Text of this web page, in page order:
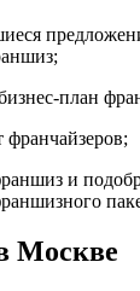
план
франчайзеров;
и
Москве